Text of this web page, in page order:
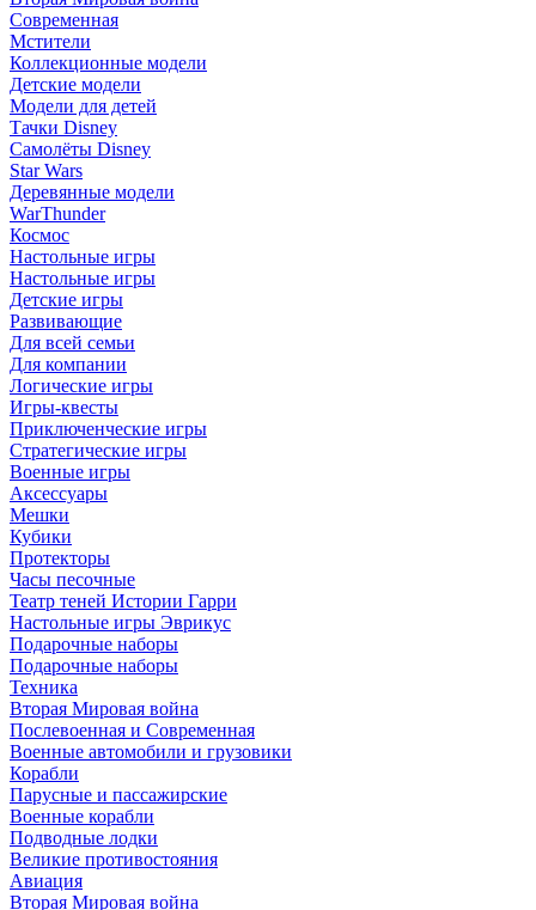
Современная
Мстители
Коллекционные модели
Детские модели
Модели для детей
Тачки Disney
Самолёты Disney
Star Wars
Деревянные модели
WarThunder
Космос
Настольные игры
Настольные игры
Детские игры
Развивающие
Для всей семьи
Для компании
Логические игры
Игры-квесты
Приключенческие игры
Стратегические игры
Военные игры
Аксессуары
Мешки
Кубики
Протекторы
Часы песочные
Театр теней Истории Гарри
Настольные игры Эврикус
Подарочные наборы
Подарочные наборы
Техника
Вторая Мировая война
Послевоенная и Современная
Военные автомобили и грузовики
Корабли
Парусные и пассажирские
Военные корабли
Подводные лодки
Великие противостояния
Авиация
Вторая Мировая война